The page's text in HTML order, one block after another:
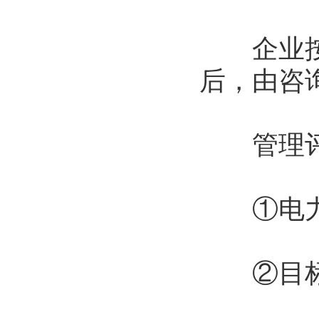
企业按
后，由咨
管理评
①电力
②目标